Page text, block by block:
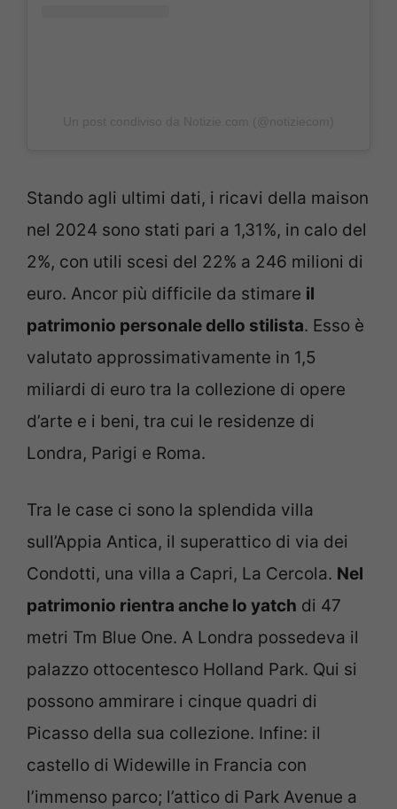
Stando agli ultimi dati, i ricavi della maison
nel 2024 sono stati pari a 1,31%, in calo del
2%, con utili scesi del 22% a 246 milioni di
euro. Ancor più difficile da stimare il
patrimonio personale dello stilista. Esso è
valutato approssimativamente in 1,5
miliardi di euro tra la collezione di opere
d’arte e i beni, tra cui le residenze di
Londra, Parigi e Roma.
Tra le case ci sono la splendida villa
sull’Appia Antica, il superattico di via dei
Condotti, una villa a Capri, La Cercola. Nel
patrimonio rientra anche lo yatch di 47
metri Tm Blue One. A Londra possedeva il
palazzo ottocentesco Holland Park. Qui si
possono ammirare i cinque quadri di
Picasso della sua collezione. Infine: il
castello di Widewille in Francia con
l’immenso parco; l’attico di Park Avenue a